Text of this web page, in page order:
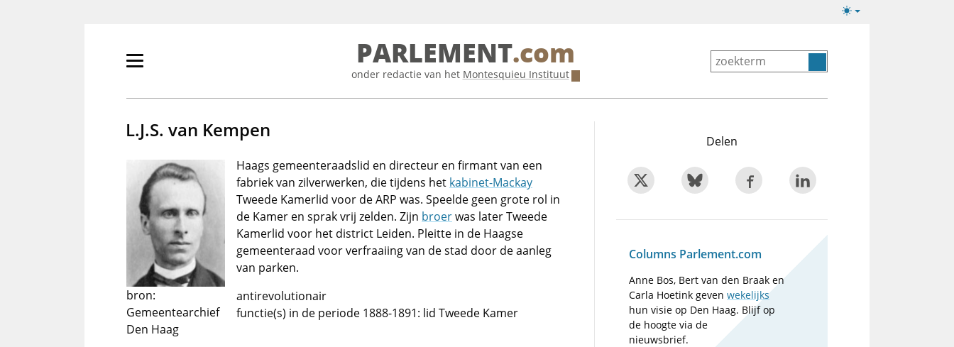
Lichte/donkere
Primair
tonen/verbergen
PARLEMENT.com
onder redactie van het Montesquieu Instituut
L.J.S. van Kempen
bron:
Gemeentearchief
Den Haag
Haags gemeenteraadslid en directeur en firmant van een
fabriek van zilverwerken, die tijdens het kabinet-Mackay
Tweede Kamerlid voor de ARP was. Speelde geen grote rol in
de Kamer en sprak vrij zelden. Zijn broerwas later Tweede
Kamerlid voor het district Leiden. Pleitte in de Haagse
gemeenteraad voor verfraaiing van de stad door de aanleg
van parken.
antirevolutionair
functie(s) in de periode 1888-1891: lid Tweede Kamer
Delen
Columns Parlement.com
Anne Bos, Bert van den Braak en
Carla Hoetink gevenwekelijks
hun visie op Den Haag. Blijf op
de hoogte via de
nieuwsbrief.